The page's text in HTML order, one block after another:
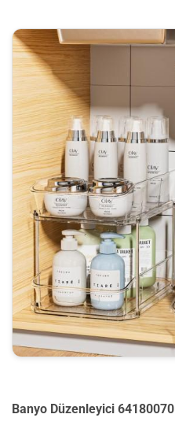
Banyo Düzenleyici 64180070